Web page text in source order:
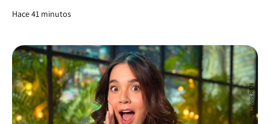
Hace 41 minutos